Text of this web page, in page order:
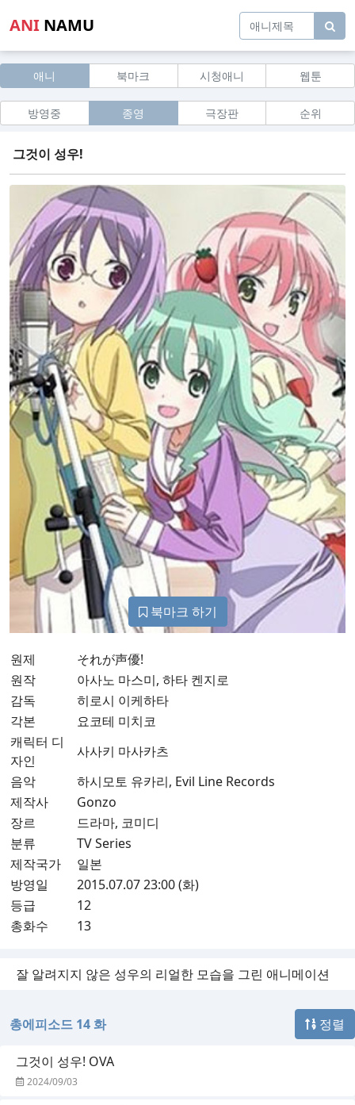
ANI NAMU
애니 북마크 시청애니 웹툰
방영중 종영 극장판 순위
그것이 성우!
북마크 하기
원제
それが声優!
원작
아사노 마스미, 하타 켄지로
감독
히로시 이케하타
각본
요코테 미치코
캐릭터 디
자인
사사키 마사카츠
음악
하시모토 유카리, Evil Line Records
제작사
Gonzo
장르
드라마, 코미디
분류
TV Series
제작국가
일본
방영일
2015.07.07 23:00 (화)
등급
12
총화수
13
잘 알려지지 않은 성우의 리얼한 모습을 그린 애니메이션​
총에피소드 14 화 정렬
그것이 성우! OVA
2024/09/03